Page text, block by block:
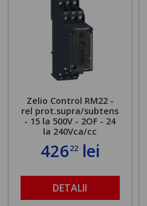
Zelio Control RM22 -
rel prot.supra/subtens
- 15 la 500V - 2OF - 24
la 240Vca/cc
42622lei
DETALII